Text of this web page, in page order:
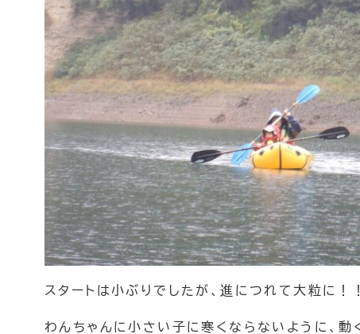
スタートは小ぶりでしたが、進につれて大粒に！
わんちゃんに小さい子に寒くならないように、動